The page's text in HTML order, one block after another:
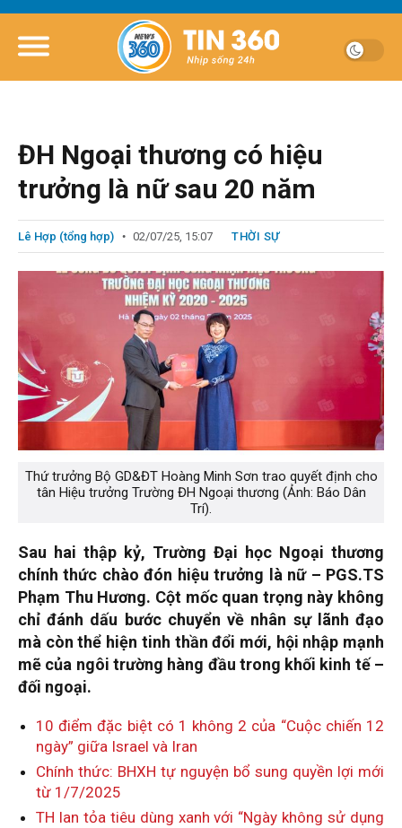
ĐH Ngoại thương có hiệu
trưởng là nữ sau 20 năm
Lê Hợp (tổng hợp) 02/07/25, 15:07 THỜI SỰ
Thứ trưởng Bộ GD&ĐT Hoàng Minh Sơn trao quyết định cho
tân Hiệu trưởng Trường ĐH Ngoại thương (Ảnh: Báo Dân
Trí).
Sau hai thập kỷ, Trường Đại học Ngoại thương
chính thức chào đón hiệu trưởng là nữ – PGS.TS
Phạm Thu Hương. Cột mốc quan trọng này không
chỉ đánh dấu bước chuyển về nhân sự lãnh đạo
mà còn thể hiện tinh thần đổi mới, hội nhập mạnh
mẽ của ngôi trường hàng đầu trong khối kinh tế –
đối ngoại.
10 điểm đặc biệt có 1 không 2 của “Cuộc chiến 12
ngày” giữa Israel và Iran
Chính thức: BHXH tự nguyện bổ sung quyền lợi mới
từ 1/7/2025
TH lan tỏa tiêu dùng xanh với “Ngày không sử dụng